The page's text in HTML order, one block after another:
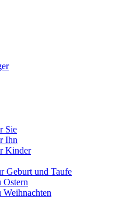
Sie
Ihn
Kinder
Geburt und Taufe
Ostern
Weihnachten